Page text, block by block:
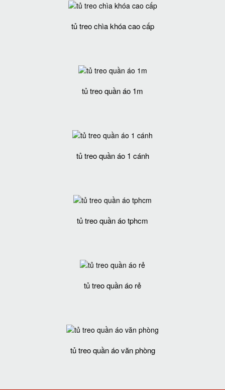
tủ treo chìa khóa cao cấp
tủ treo quần áo 1m
tủ treo quần áo 1 cánh
tủ treo quần áo tphcm
tủ treo quần áo rẻ
tủ treo quần áo văn phòng